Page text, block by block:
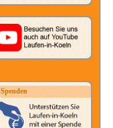
Spenden